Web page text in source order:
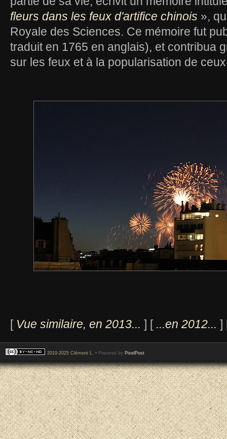
fleurs dans les feux d'artifice chinois »,
Royale des Sciences. Ce mémoire fut
traduit en 1765 en anglais), et contribua
sur les feux et à la popularisation de
[ Vue similaire, en 2013... ] [ ...en 2012... ]
2010-2025 Clément L. • Powered by PixelPost